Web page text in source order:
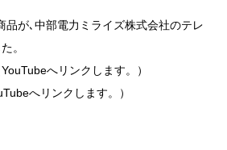
品が､中部電力ミライズ株式会社のテレ
。
YouTubeへリンクします。）
へリンクします。）